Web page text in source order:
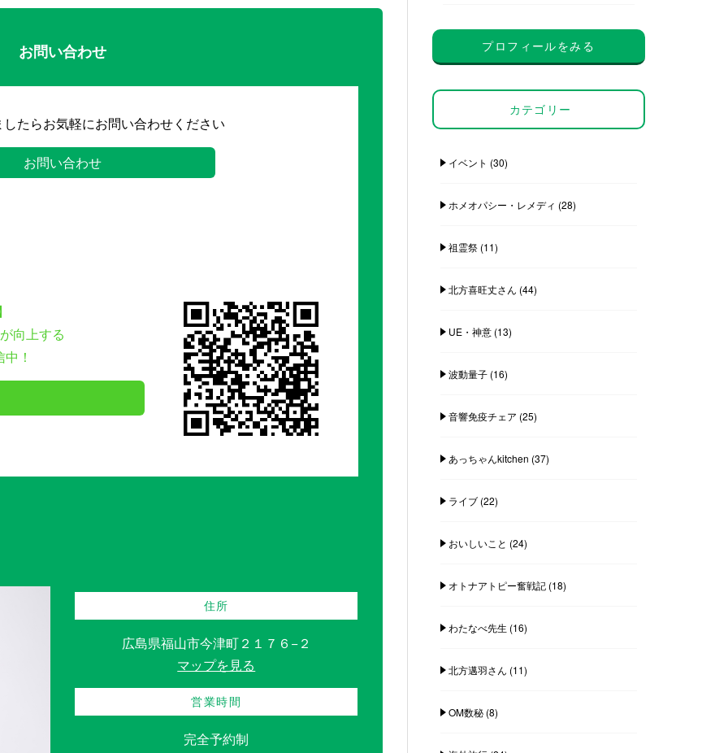
お問い合わせ
たらお気軽にお問い合わせください
お問い合わせ
向上する
！
住所
広島県福山市今津町２１７６−２
マップを見る
営業時間
完全予約制
プロフィールをみる
カテゴリー
イベント (30)
ホメオパシー・レメディ (28)
祖霊祭(11)
北方喜旺丈さん (44)
UE・神意(13)
波動量子(16)
音響免疫チェア (25)
あっちゃんkitchen (37)
ライブ(22)
おいしいこと (24)
オトナアトピー奮戦記(18)
わたなべ先生 (16)
北方邁羽さん (11)
OM数秘(8)